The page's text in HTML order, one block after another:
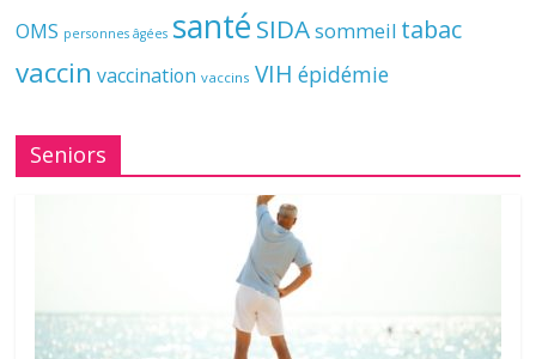
OMS personnes âgées santé SIDAsommeil tabac
vaccin vaccination vaccins VIH épidémie
Seniors